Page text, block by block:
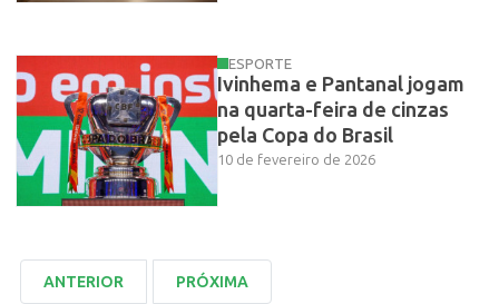
ESPORTE
Ivinhema e Pantanal jogam
na quarta-feira de cinzas
pela Copa do Brasil
10 de fevereiro de 2026